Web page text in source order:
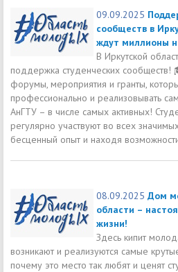
09.09.2025
сообществ в
ждут миллионы
В Иркутской
поддержка студенческих сообществ!
форумы, мероприятия и гранты,
профессионально и реализовывать
АнГТУ – в числе самых активных!
регулярно участвуют во всех
бесценный опыт и находя
08.09.2025 Дом
области –
жизни!
Здесь кипит
возникают и реализуются самые
почему это место так любят и ценят